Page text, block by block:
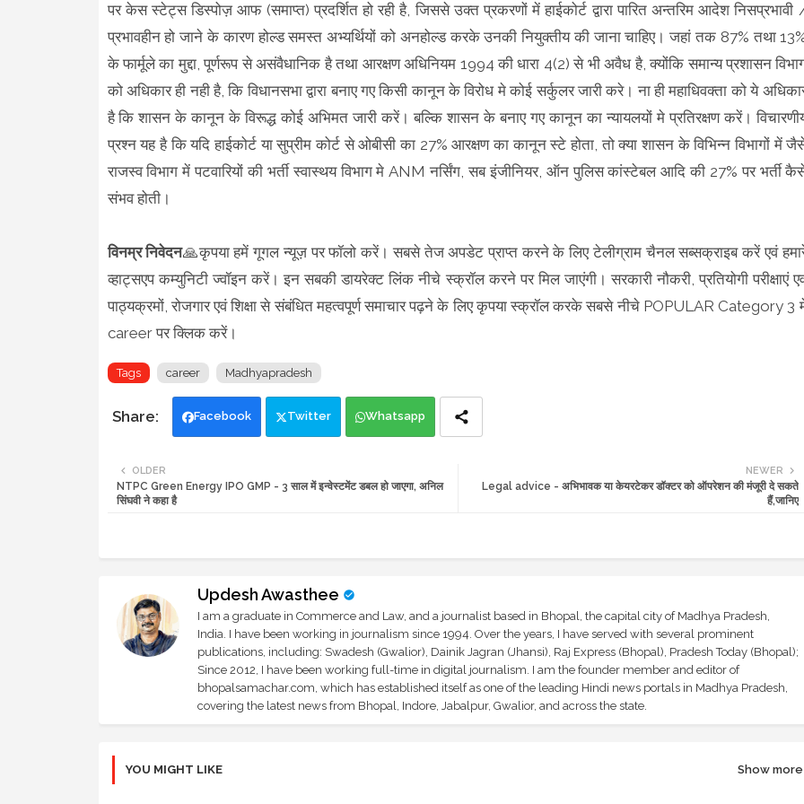
पर केस स्टेट्स डिस्पोज़ आफ (समाप्त) प्रदर्शित हो रही है, जिससे उक्त प्रकरणों में हाईकोर्ट द्वारा पारित अन्तरिम आदेश निसप्रभावी
प्रभावहीन हो जाने के कारण होल्ड समस्त अभ्यर्थियों को अनहोल्ड करके उनकी नियुक्तीय की जाना चाहिए। जहां तक 87% तथा
के फार्मूले का मुद्दा, पूर्णरूप से असंवैधानिक है तथा आरक्षण अधिनियम 1994 की धारा 4(2) से भी अवैध है, क्योंकि समान्य प्रशासन
को अधिकार ही नही है, कि विधानसभा द्वारा बनाए गए किसी कानून के विरोध मे कोई सर्कुलर जारी करे। ना ही महाधिवक्ता को ये
है कि शासन के कानून के विरूद्ध कोई अभिमत जारी करें। बल्कि शासन के बनाए गए कानून का न्यायलयों मे प्रतिरक्षण करें।
प्रश्न यह है कि यदि हाईकोर्ट या सुप्रीम कोर्ट से ओबीसी का 27% आरक्षण का कानून स्टे होता, तो क्या शासन के विभिन्न विभागों में
राजस्व विभाग में पटवारियों की भर्ती स्वास्थय विभाग मे ANM नर्सिंग, सब इंजीनियर, ऑन पुलिस कांस्टेबल आदि की 27% पर भर्ती
संभव होती।
विनम्र निवेदन🙏कृपया हमें गूगल न्यूज़ पर फॉलो करें। सबसे तेज अपडेट प्राप्त करने के लिए टेलीग्राम चैनल सब्सक्राइब करें एवं
व्हाट्सएप कम्युनिटी ज्वॉइन करें। इन सबकी डायरेक्ट लिंक नीचे स्क्रॉल करने पर मिल जाएंगी। सरकारी नौकरी, प्रतियोगी परीक्षाएं
पाठ्यक्रमों, रोजगार एवं शिक्षा से संबंधित महत्वपूर्ण समाचार पढ़ने के लिए कृपया स्क्रॉल करके सबसे नीचे POPULAR Category 3
career पर क्लिक करें।
Tags career Madhyapradesh
Facebook Twitter Whatsapp
NEWER
Legal advice - अभिभावक या केयरटेकर डॉक्टर को ऑपरेशन की मंजूरी दे सकते
हैं,जानिए
OLDER
NTPC Green Energy IPO GMP - 3 साल में इन्वेस्टमेंट डबल हो जाएगा, अनिल
सिंघवी ने कहा है
Updesh Awasthee
I am a graduate in Commerce and Law, and a journalist based in Bhopal, the capital city of Madhya Pradesh,
India. I have been working in journalism since 1994. Over the years, I have served with several prominent
publications, including: Swadesh (Gwalior), Dainik Jagran (Jhansi), Raj Express (Bhopal), Pradesh Today (Bhopal);
Since 2012, I have been working full-time in digital journalism. I am the founder member and editor of
bhopalsamachar.com, which has established itself as one of the leading Hindi news portals in Madhya Pradesh,
covering the latest news from Bhopal, Indore, Jabalpur, Gwalior, and across the state.
YOU MIGHT LIKE Show more